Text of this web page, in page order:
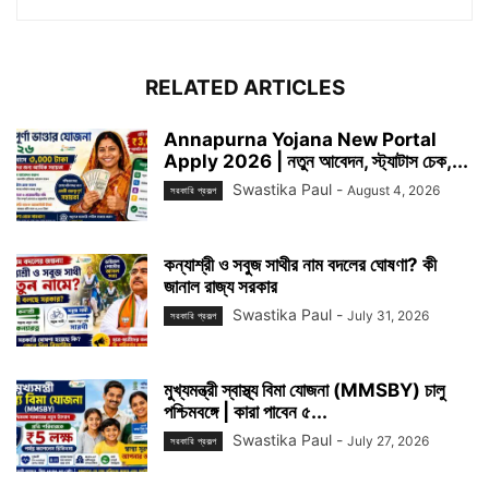
RELATED ARTICLES
Annapurna Yojana New Portal
Apply 2026 | নতুন আবেদন, স্ট্যাটাস চেক,...
সরকারি প্রকল্প Swastika Paul - August 4, 2026
কন্যাশ্রী ও সবুজ সাথীর নাম বদলের ঘোষণা? কী
জানাল রাজ্য সরকার
সরকারি প্রকল্প Swastika Paul - July 31, 2026
মুখ্যমন্ত্রী স্বাস্থ্য বিমা যোজনা (MMSBY) চালু
পশ্চিমবঙ্গে | কারা পাবেন ৫...
সরকারি প্রকল্প Swastika Paul - July 27, 2026